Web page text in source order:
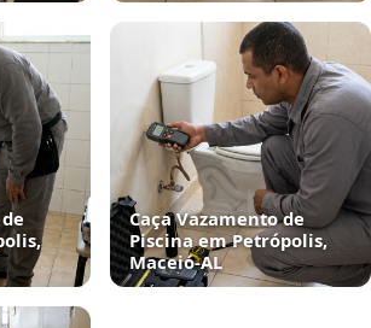
Caça Vazamento de
Piscina em Petrópolis,
Maceió‑AL